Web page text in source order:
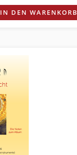
IN DEN WARENKORB